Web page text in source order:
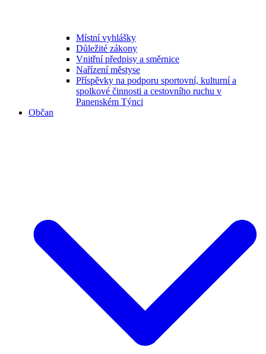
Místní vyhlášky
Důležité zákony
Vnitřní předpisy a směrnice
Nařízení městyse
Příspěvky na podporu sportovní, kulturní a
spolkové činnosti a cestovního ruchu v
Panenském Týnci
Občan